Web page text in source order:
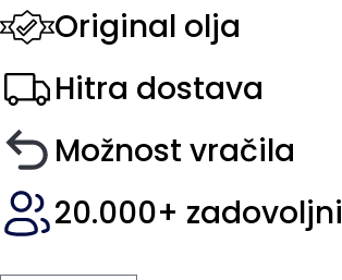
Original olja
Hitra dostava
Možnost vračila
20.000+